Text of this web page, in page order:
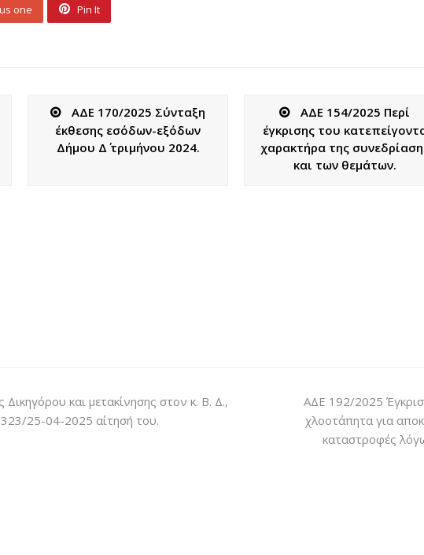
one Pin It
ΑΔΕ 170/2025 Σύνταξη
έκθεσης εσόδων-εξόδων
Δήμου Δ΄ τριμήνου 2024.
ΑΔΕ 154/2025 Περί
έγκρισης του
χαρακτήρα της
και των θεμάτων.
και μετακίνησης στον κ. Β. Δ.,
25-04-2025 αίτησή του.
ΑΔΕ 192/2025
χλοοτάπητα για
καταστροφές